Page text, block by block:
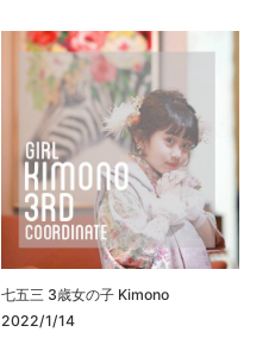
七五三 3歳女の子 Kimono
2022/1/14